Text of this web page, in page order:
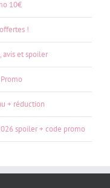
10€
!
avis et spoiler
+ réduction
spoiler + code promo